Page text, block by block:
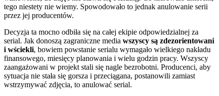
tego niestety nie wiemy. Spowodowało to jednak anulowanie serii
przez jej producentów.
Decyzja ta mocno odbiła się na całej ekipie odpowiedzialnej za
serial. Jak donoszą zagraniczne media wszyscy są zdezorientowani
i wściekli, bowiem powstanie serialu wymagało wielkiego nakładu
finansowego, miesięcy planowania i wielu godzin pracy. Wszyscy
zaangażowani w projekt stali się nagle bezrobotni. Producenci, aby
sytuacja nie stała się gorsza i przeciągana, postanowili zamiast
wstrzymywać zdjęcia, to anulować serial.